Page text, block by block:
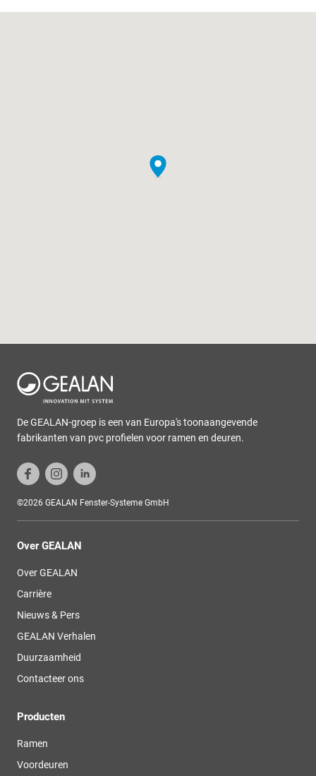
De GEALAN-groep is een van Europa's toonaangevende
fabrikanten van pvc profielen voor ramen en deuren.
©2026 GEALAN Fenster-Systeme GmbH
Over GEALAN
Over GEALAN
Carrière
Nieuws & Pers
GEALAN Verhalen
Duurzaamheid
Contacteer ons
Producten
Ramen
Voordeuren